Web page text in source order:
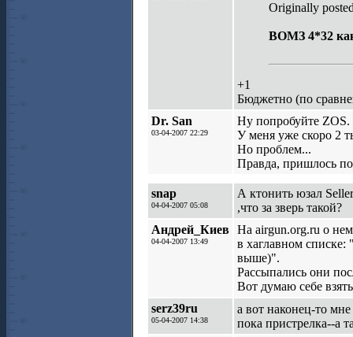
Originally
ВОМЗ 4*32
+1
Бюджетно (по
Dr. San
03-04-2007 22:29
Ну попробуйте ZOS.
У меня уже скоро 2
Но проблем...
Правда, пришлось
snap
04-04-2007 05:08
А ктонить юзал
,что за зверь такой?
Андрей_Киев
04-04-2007 13:49
На airgun.org.ru о
в хаглавном
выше)".
Рассыпались они
Вот думаю себе
serz39ru
05-04-2007 14:38
а вот наконец-то
пока пристрелка--а